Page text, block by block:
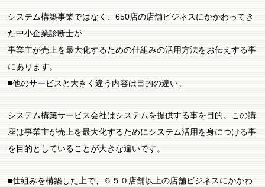
システム構築事業ではなく、650店の店舗ビジネスにかかわってき
た中小企業診断士が
事業主が売上を最大化するための仕組みの活用方法をお伝えする事
にあります。
■他のサービスと大きく違う内容は目的の違い。
システム構築サービス会社はシステムを提供する事を目的。この講
座は事業主が売上を最大化するためにシステム活用を身につける事
を目的としていることが大きな違いです。
■仕組みを構築した上で、６５０店舗以上の店舗ビジネスにかかわ